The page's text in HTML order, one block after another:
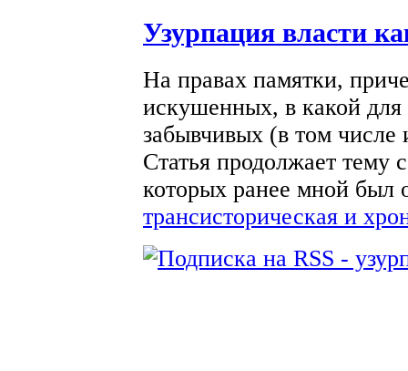
Узурпация власти
На правах памятки,
искушенных, в какой
забывчивых (в том числе
Статья продолжает тему
которых ранее мной был
трансисторическая и